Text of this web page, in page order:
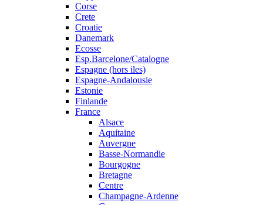
Corse
Crete
Croatie
Danemark
Ecosse
Esp.Barcelone/Catalogne
Espagne (hors iles)
Espagne-Andalousie
Estonie
Finlande
France
Alsace
Aquitaine
Auvergne
Basse-Normandie
Bourgogne
Bretagne
Centre
Champagne-Ardenne